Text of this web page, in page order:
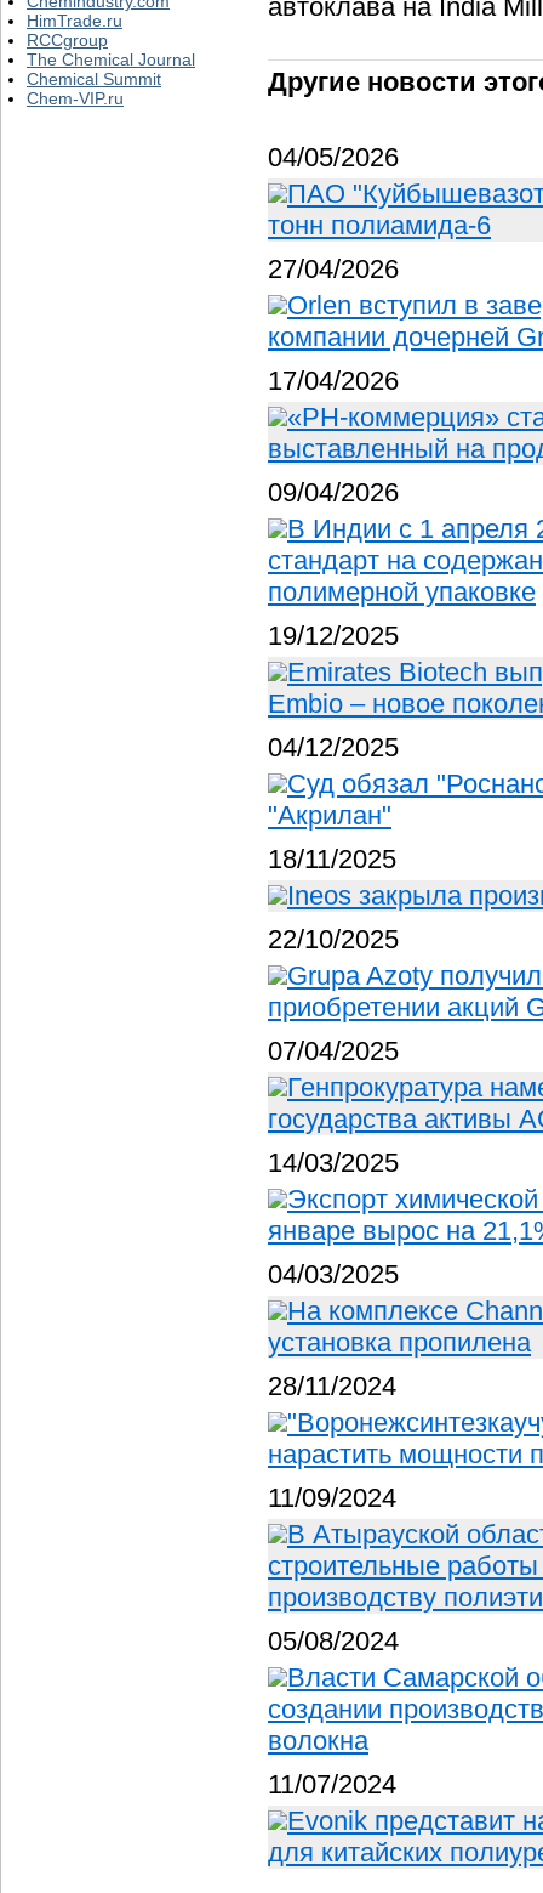
HimTrade.ru
RCCgroup
The Chemical Journal
Chemical Summit
Chem-VIP.ru
автоклава на India
Другие новости
04/05/2026
ПАО
тонн полиамида-6
27/04/2026
Orlen вступил в
компании дочерней
17/04/2026
«РН-коммерция»
выставленный на
09/04/2026
В Индии с 1 апреля
стандарт на
полимерной упаковке
19/12/2025
Emirates Biotech
Embio – новое
04/12/2025
Суд обязал
"Акрилан"
18/11/2025
Ineos закрыла
22/10/2025
Grupa Azoty
приобретении акций
07/04/2025
Генпрокуратура
государства активы
14/03/2025
Экспорт
январе вырос на
04/03/2025
На комплексе
установка пропилена
28/11/2024
нарастить мощности
11/09/2024
В Атырауской
строительные
производству
05/08/2024
Власти Самарской
создании
волокна
11/07/2024
Evonik представит
для китайских